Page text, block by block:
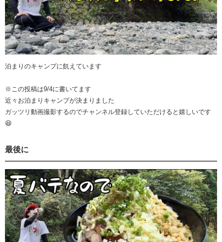
泊まりのキャンプに飢えています
※この投稿は9/4に書いてます
近々お泊まりキャンプが決まりました
ガッツリ動画撮影するのでチャンネル登録していただけると嬉しいです
😆
最後に